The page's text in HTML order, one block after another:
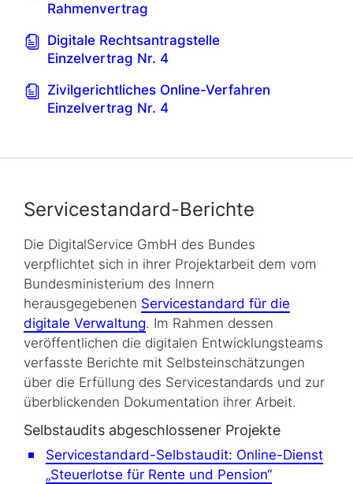
Rahmenvertrag
Digitale Rechtsantragstelle
Einzelvertrag Nr. 4
Zivilgerichtliches Online-Verfahren
Einzelvertrag Nr. 4
Servicestandard-Berichte
Die DigitalService GmbH des Bundes
verpflichtet sich in ihrer Projektarbeit dem vom
Bundesministerium des Innern
herausgegebenen Servicestandard für die
digitale Verwaltung. Im Rahmen dessen
veröffentlichen die digitalen Entwicklungsteams
verfasste Berichte mit Selbsteinschätzungen
über die Erfüllung des Servicestandards und zur
überblickenden Dokumentation ihrer Arbeit.
Selbstaudits abgeschlossener Projekte
Servicestandard-Selbstaudit: Online-Dienst
„Steuerlotse für Rente und Pension“